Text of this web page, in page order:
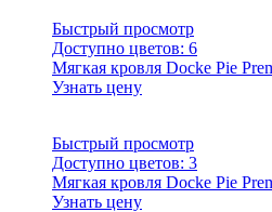
Быстрый просмотр
Доступно цветов: 6
Мягкая кровля Docke Pie
Узнать цену
Быстрый просмотр
Доступно цветов: 3
Мягкая кровля Docke Pie
Узнать цену